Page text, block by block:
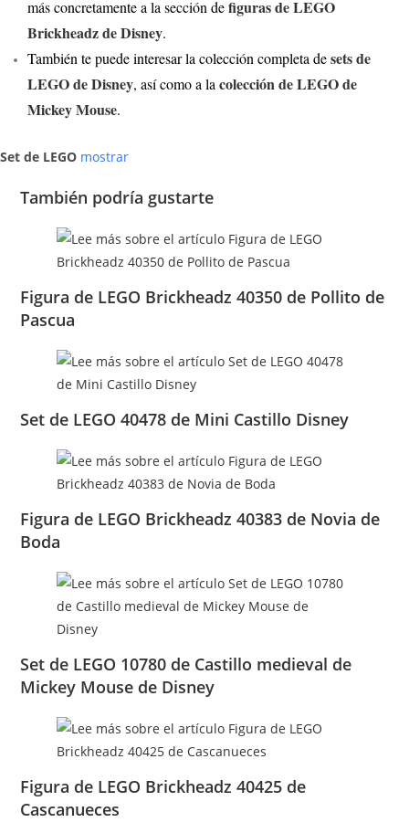
más concretamente a la sección defiguras de LEGO
Brickheadz de Disney.
También te puede interesar la colección completa desets de
LEGO de Disney, así como a lacolección de LEGO de
Mickey Mouse.
Set de LEGO mostrar
También podría gustarte
Figura de LEGO Brickheadz 40350 de Pollito de
Pascua
Set de LEGO 40478 de Mini Castillo Disney
Figura de LEGO Brickheadz 40383 de Novia de
Boda
Set de LEGO 10780 de Castillo medieval de
Mickey Mouse de Disney
Figura de LEGO Brickheadz 40425 de
Cascanueces